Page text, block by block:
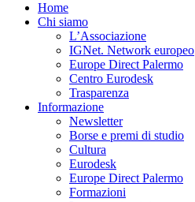
Home
Chi siamo
L’Associazione
IGNet. Network europeo
Europe Direct Palermo
Centro Eurodesk
Trasparenza
Informazione
Newsletter
Borse e premi di studio
Cultura
Eurodesk
Europe Direct Palermo
Formazioni